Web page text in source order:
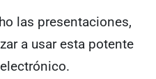
las presentaciones,
a usar esta potente